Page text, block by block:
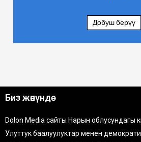
Добуш берүү
Биз жөнүндө
Dolon Media сайты Нарын облусундагы
Улуттук баалуулуктар менен